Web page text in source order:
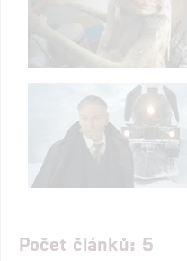
Počet článků: 5